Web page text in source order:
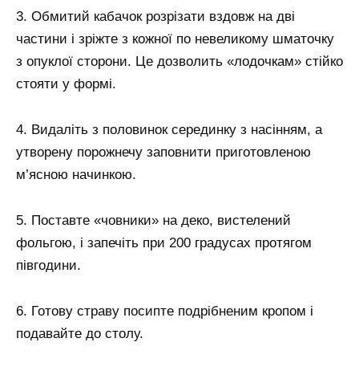
3. Обмитий кабачок розрізати вздовж на дві
частини і зріжте з кожної по невеликому шматочку
з опуклої сторони. Це дозволить «лодочкам» стійко
стояти у формі.
4. Видаліть з половинок серединку з насінням, а
утворену порожнечу заповнити приготовленою
м’ясною начинкою.
5. Поставте «човники» на деко, вистелений
фольгою, і запечіть при 200 градусах протягом
півгодини.
6. Готову страву посипте подрібненим кропом і
подавайте до столу.